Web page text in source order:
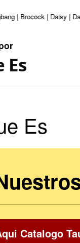
Brocock | Daisy |
Es
Es
Catalogo